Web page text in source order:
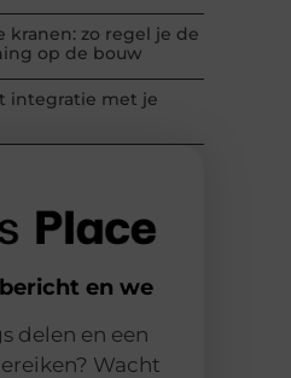
kranen: zo regel je de
op de bouw
integratie met je
en we
delen en een
Wacht